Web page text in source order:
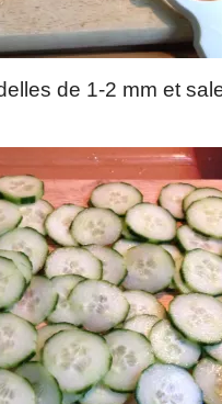
de 1-2 mm et